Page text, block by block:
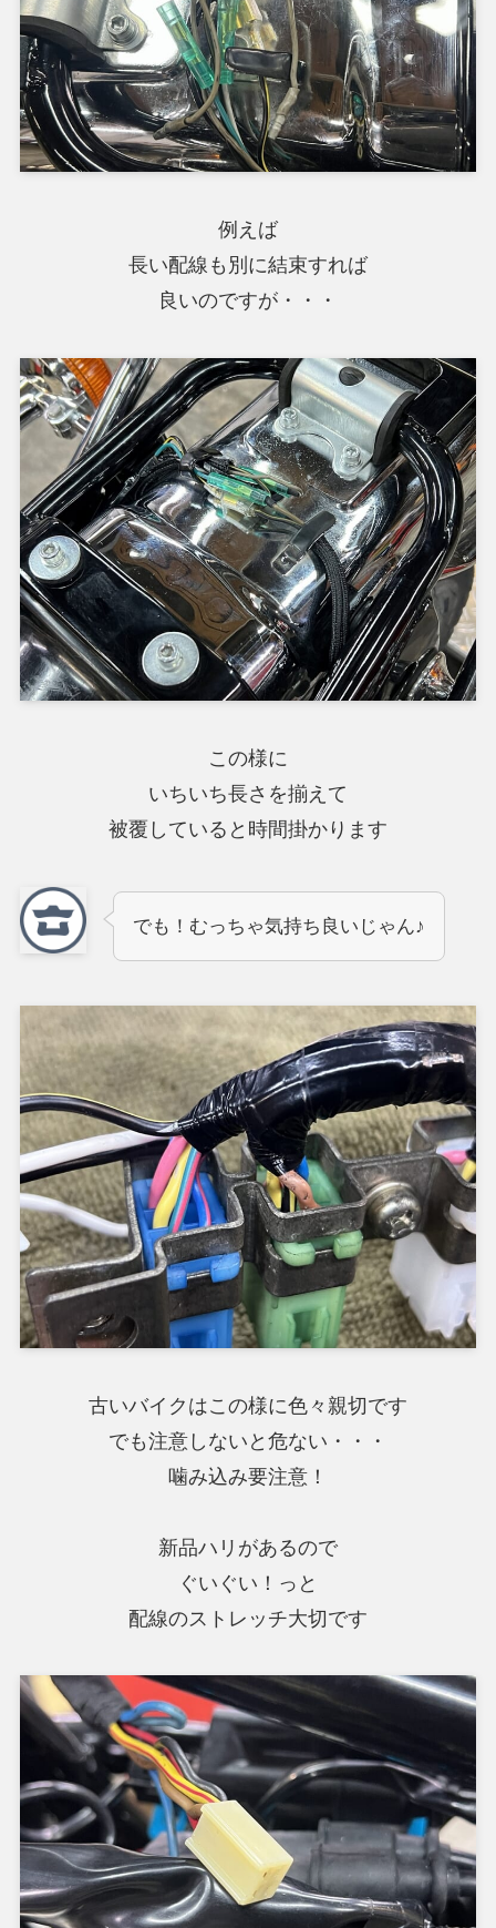
例えば
長い配線も別に結束すれば
良いのですが・・・
この様に
いちいち長さを揃えて
被覆していると時間掛かります
でも！むっちゃ気持ち良いじゃん♪
古いバイクはこの様に色々親切です
でも注意しないと危ない・・・
噛み込み要注意！
新品ハリがあるので
ぐいぐい！っと
配線のストレッチ大切です